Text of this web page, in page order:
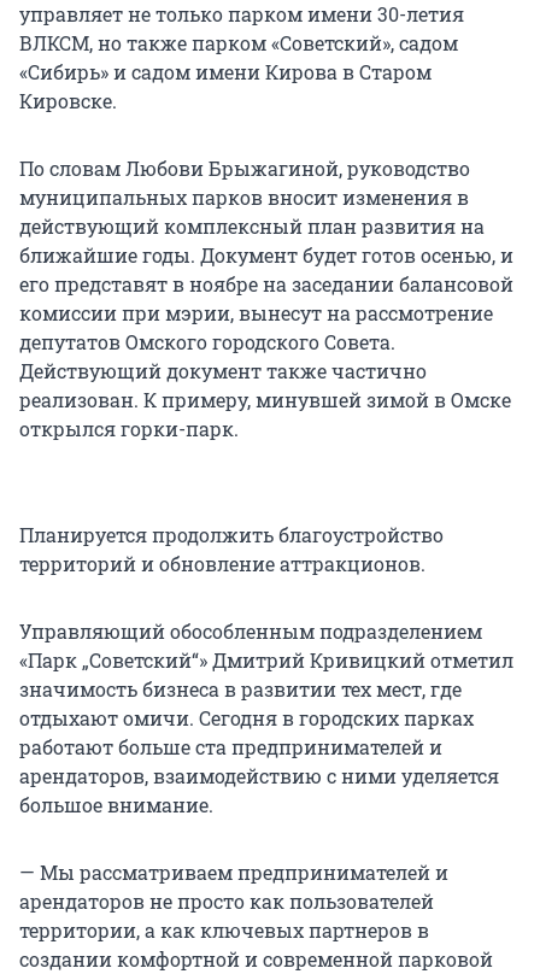
управляет не только парком имени 30-летия
ВЛКСМ, но также парком «Советский», садом
«Сибирь» и садом имени Кирова в Старом
Кировске.
По словам Любови Брыжагиной, руководство
муниципальных парков вносит изменения в
действующий комплексный план развития на
ближайшие годы. Документ будет готов осенью, и
его представят в ноябре на заседании балансовой
комиссии при мэрии, вынесут на рассмотрение
депутатов Омского городского Совета.
Действующий документ также частично
реализован. К примеру, минувшей зимой в Омске
открылся горки-парк.
Планируется продолжить благоустройство
территорий и обновление аттракционов.
Управляющий обособленным подразделением
«Парк „Советский“» Дмитрий Кривицкий отметил
значимость бизнеса в развитии тех мест, где
отдыхают омичи. Сегодня в городских парках
работают больше ста предпринимателей и
арендаторов, взаимодействию с ними уделяется
большое внимание.
— Мы рассматриваем предпринимателей и
арендаторов не просто как пользователей
территории, а как ключевых партнеров в
создании комфортной и современной парковой